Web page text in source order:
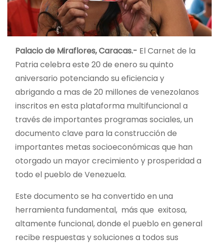
Palacio de Miraflores, Caracas.- El Carnet de la
Patria celebra este 20 de enero su quinto
aniversario potenciando su eficiencia y
abrigando a mas de 20 millones de venezolanos
inscritos en esta plataforma multifuncional a
través de importantes programas sociales, un
documento clave para la construcción de
importantes metas socioeconómicas que han
otorgado un mayor crecimiento y prosperidad a
todo el pueblo de Venezuela.
Este documento se ha convertido en una
herramienta fundamental, más que exitosa,
altamente funcional, donde el pueblo en general
recibe respuestas y soluciones a todos sus